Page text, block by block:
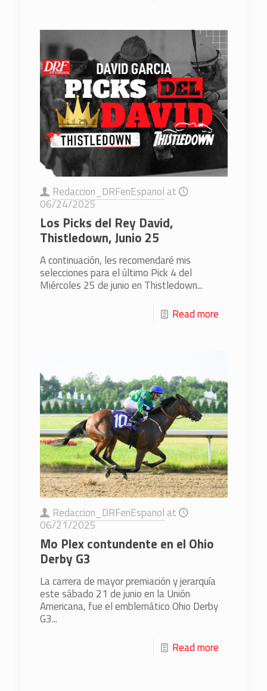
Redaccion_DRFenEspanol at
06/24/2025
Los Picks del Rey David,
Thistledown, Junio 25
A continuación, les recomendaré mis
selecciones para el último Pick 4 del
Miércoles 25 de junio en Thistledown...
Read more
Redaccion_DRFenEspanol at
06/21/2025
Mo Plex contundente en el Ohio
Derby G3
La carrera de mayor premiación y jerarquía
este sábado 21 de junio en la Unión
Americana, fue el emblemático Ohio Derby
G3...
Read more